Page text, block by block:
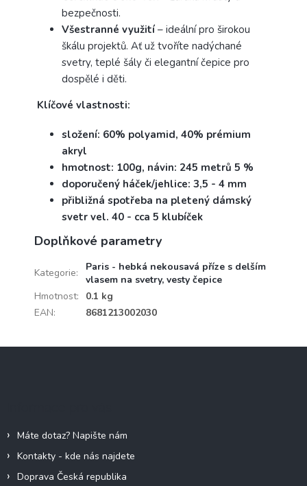
bezpečnosti.
Všestranné využití – ideální pro širokou
škálu projektů. Ať už tvoříte nadýchané
svetry, teplé šály či elegantní čepice pro
dospělé i děti.
Klíčové vlastnosti:
složení: 60% polyamid, 40% prémium
akryl
hmotnost: 100g, návin: 245 metrů 5 %
doporučený háček/jehlice: 3,5 - 4 mm
přibližná spotřeba na pletený dámský
svetr vel. 40 - cca 5 klubíček
Doplňkové parametry
Kategorie:
Paris - hebká nekousavá příze s delším
vlasem na svetry, vesty čepice
Hmotnost:
0.1 kg
EAN: 8681213002030
Máte dotaz? Napište nám
Kontakty - kde nás najdete
Doprava Česká republika